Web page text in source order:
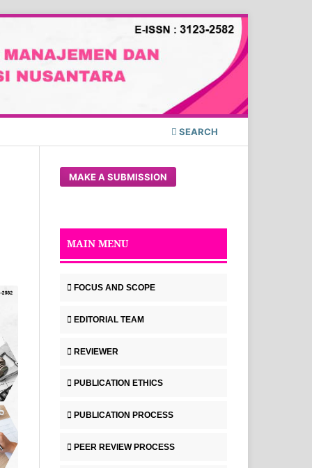
SEARCH
MAKE A SUBMISSION
MAIN MENU
FOCUS AND SCOPE
EDITORIAL TEAM
REVIEWER
PUBLICATION ETHICS
PUBLICATION PROCESS
PEER REVIEW PROCESS